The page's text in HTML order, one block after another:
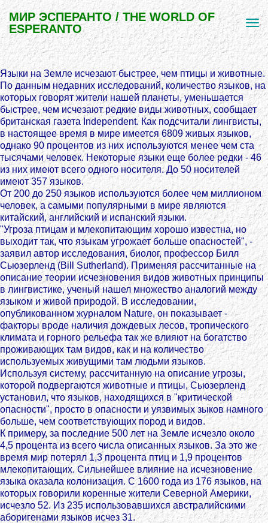
МИР ЭСПЕРАНТО / THE WORLD OF
ESPERANTO
Языки на Земле исчезают быстрее, чем птицы и животные.
По данным недавних исследований, количество языков, на
которых говорят жители нашей планеты, уменьшается
быстрее, чем исчезают редкие виды животных, сообщает
британская газета Independent. Как подсчитали лингвисты,
в настоящее время в мире имеется 6809 живых языков,
однако 90 процентов из них используются менее чем ста
тысячами человек. Некоторые языки еще более редки - 46
из них имеют всего одного носителя. До 50 носителей
имеют 357 языков.
От 200 до 250 языков используются более чем миллионом
человек, а самыми популярными в мире являются
китайский, английский и испанский языки.
"Угроза птицам и млекопитающим хорошо известна, но
выходит так, что языкам угрожает больше опасностей", -
заявил автор исследования, биолог, профессор Билл
Сьюзерленд (Bill Sutherland). Применяя рассчитанные на
описание теории исчезновения видов животных принципы
в лингвистике, ученый нашел множество аналогий между
языком и живой природой. В исследовании,
опубликованном журналом Nature, он показывает -
факторы вроде наличия дождевых лесов, тропического
климата и горного рельефа так же влияют на богатство
проживающих там видов, как и на количество
используемых живущими там людьми языков.
Используя систему, рассчитанную на описание угрозы,
которой подвергаются животные и птицы, Сьюзерленд
установил, что языков, находящихся в "критической
опасности", просто в опасности и уязвимых зыков намного
больше, чем соответствующих пород и видов.
К примеру, за последние 500 лет на Земле исчезло около
4,5 процента из всего числа описанных языков. За это же
время мир потерял 1,3 процента птиц и 1,9 процентов
млекопитающих. Сильнейшее влияние на исчезновение
языка оказала колонизация. С 1600 года из 176 языков, на
которых говорили коренные жители Северной Америки,
исчезло 52. Из 235 использовавшихся австралийскими
аборигенами языков исчез 31.